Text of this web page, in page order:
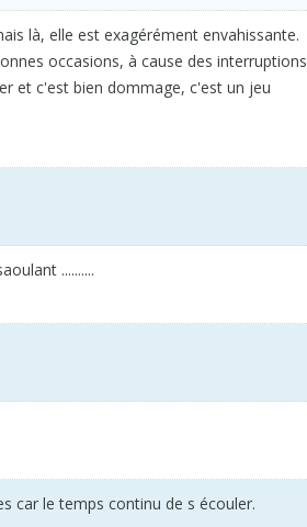
là, elle est exagérément envahissante.
occasions, à cause des interruptions
et c'est bien dommage, c'est un jeu
..........
car le temps continu de s écouler.